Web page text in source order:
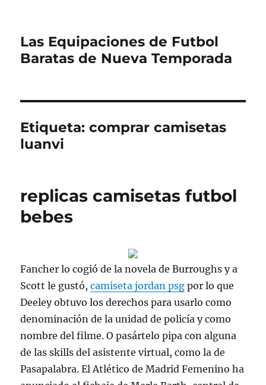
Las Equipaciones de Futbol
Baratas de Nueva Temporada
Etiqueta:comprar camisetas
luanvi
replicas camisetas futbol
bebes
Fancher lo cogió de la novela de Burroughs y a
Scott le gustó,camiseta jordan psg por lo que
Deeley obtuvo los derechos para usarlo como
denominación de la unidad de policía y como
nombre del filme. O pasártelo pipa con alguna
de las skills del asistente virtual, como la de
Pasapalabra. El Atlético de Madrid Femenino ha